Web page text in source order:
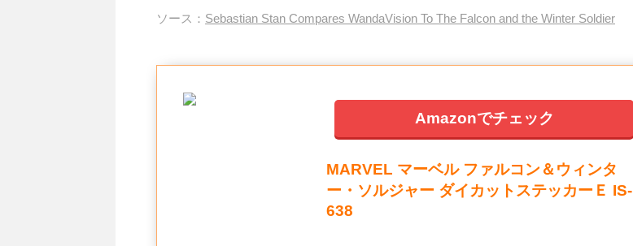
ソース： Sebastian Stan Compares WandaVision To The Falcon and the Winter Soldier
Amazonでチェック
MARVEL マーベル ファルコン＆ウィンタ
ー・ソルジャー ダイカットステッカーＥ IS-
638